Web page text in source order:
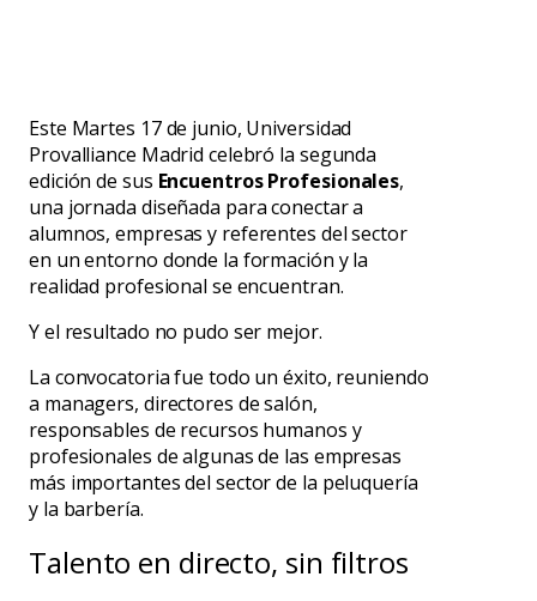
Este Martes 17 de junio, Universidad
Provalliance Madrid celebró la segunda
edición de sus Encuentros Profesionales,
una jornada diseñada para conectar a
alumnos, empresas y referentes del sector
en un entorno donde la formación y la
realidad profesional se encuentran.
Y el resultado no pudo ser mejor.
La convocatoria fue todo un éxito, reuniendo
a managers, directores de salón,
responsables de recursos humanos y
profesionales de algunas de las empresas
más importantes del sector de la peluquería
y la barbería.
Talento en directo, sin filtros